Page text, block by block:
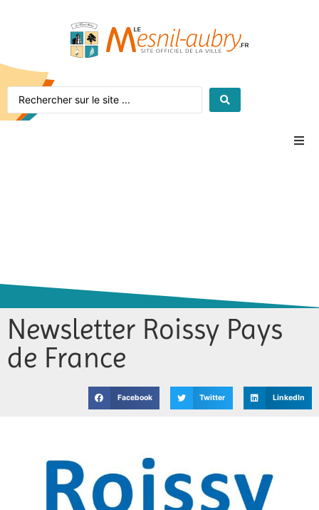
Vie pratique
Jeunesse
Vie associative
Newsletter Roissy Pays
de France
Facebook Twitter LinkedIn